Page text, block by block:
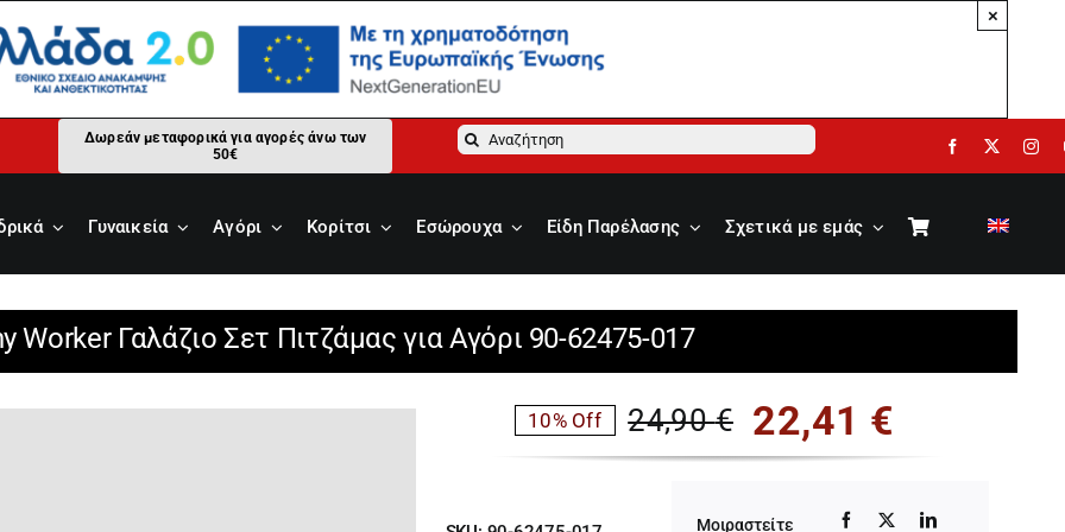
×
Δωρεάν μεταφορικά για αγορές άνω των
50€
Αναζήτηση
Γυναικεία Αγόρι Κορίτσι Εσώρουχα Είδη Παρέλασης Σχετικά με εμάς
Worker Γαλάζιο Σετ Πιτζάμας για Αγόρι 90-62475-017
24,90€
Original22,41 €
Η
10% Off
Μοιραστείτε